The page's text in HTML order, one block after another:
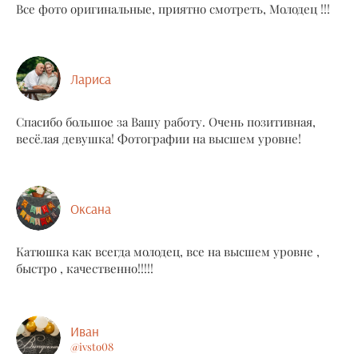
Все фото оригинальные, приятно смотреть, Молодец !!!
Лариса
Спасибо большое за Вашу работу. Очень позитивная,
весёлая девушка! Фотографии на высшем уровне!
Оксана
Катюшка как всегда молодец, все на высшем уровне ,
быстро , качественно!!!!!
Иван
@ivsto08